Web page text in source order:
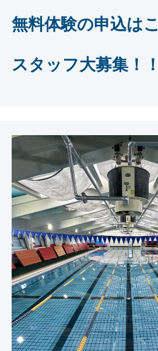
無料体験の申込は
スタッフ大募集！！